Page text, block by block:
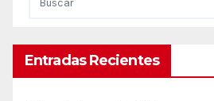
Entradas Recientes